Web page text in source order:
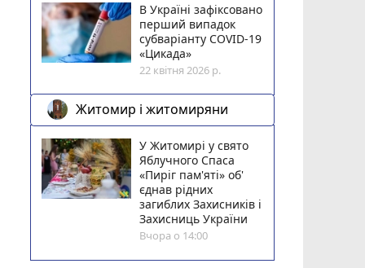
В Україні зафіксовано
перший випадок
субваріанту COVID-19
«Цикада»
22 квітня 2026 р.
Житомир і житомиряни
У Житомирі у свято
Яблучного Спаса
«Пиріг пам'яті» об'
єднав рідних
загиблих Захисників і
Захисниць України
Вчора о 14:00